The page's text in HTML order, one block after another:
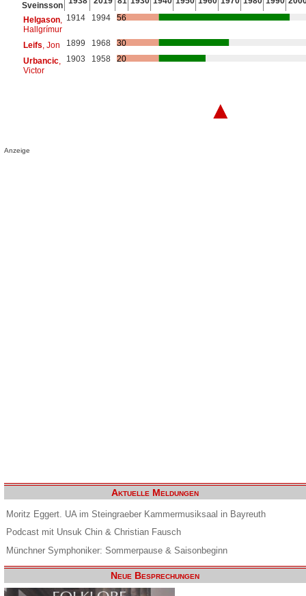
Sveinsson
Helgason,
Hallgrímur
1914 1994 56
Leifs , Jon 1899 1968
30
Urbancic,
Victor
1903 1958 20
▲
Anzeige
Aktuelle Meldungen
Moritz Eggert. UA im Steingraeber Kammermusiksaal in Bayreuth
Podcast mit Unsuk Chin & Christian Fausch
Münchner Symphoniker: Sommerpause & Saisonbeginn
Neue Besprechungen